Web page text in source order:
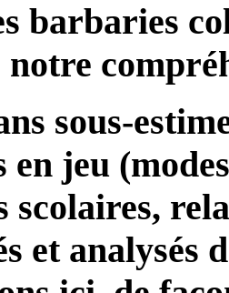
barbaries
notre
sous-
en jeu
scolaires,
et analysés